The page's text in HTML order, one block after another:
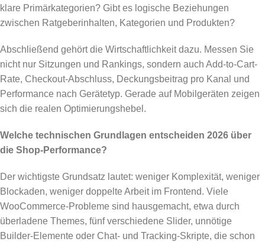
klare Primärkategorien? Gibt es logische Beziehungen
zwischen Ratgeberinhalten, Kategorien und Produkten?
Abschließend gehört die Wirtschaftlichkeit dazu. Messen Sie
nicht nur Sitzungen und Rankings, sondern auch Add-to-Cart-
Rate, Checkout-Abschluss, Deckungsbeitrag pro Kanal und
Performance nach Gerätetyp. Gerade auf Mobilgeräten zeigen
sich die realen Optimierungshebel.
Welche technischen Grundlagen entscheiden 2026 über
die Shop-Performance?
Der wichtigste Grundsatz lautet: weniger Komplexität, weniger
Blockaden, weniger doppelte Arbeit im Frontend. Viele
WooCommerce-Probleme sind hausgemacht, etwa durch
überladene Themes, fünf verschiedene Slider, unnötige
Builder-Elemente oder Chat- und Tracking-Skripte, die schon